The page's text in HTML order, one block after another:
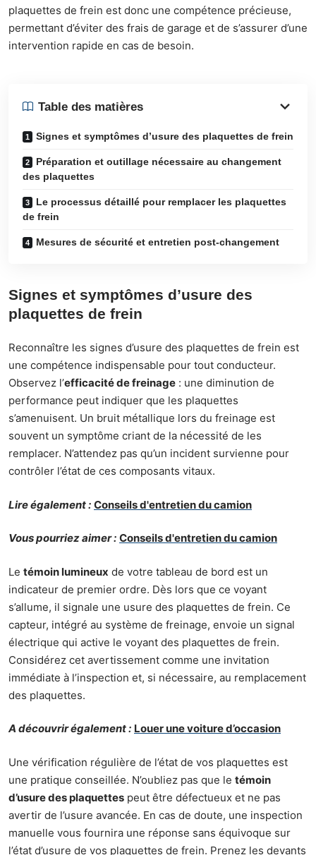
plaquettes de frein est donc une compétence précieuse,
permettant d’éviter des frais de garage et de s’assurer d’une
intervention rapide en cas de besoin.
Table des matières
Signes et symptômes d’usure des plaquettes de frein
Préparation et outillage nécessaire au changement
des plaquettes
Le processus détaillé pour remplacer les plaquettes
de frein
Mesures de sécurité et entretien post-changement
Signes et symptômes d’usure des
plaquettes de frein
Reconnaître les signes d’usure des plaquettes de frein est
une compétence indispensable pour tout conducteur.
Observez l’efficacité de freinage : une diminution de
performance peut indiquer que les plaquettes
s’amenuisent. Un bruit métallique lors du freinage est
souvent un symptôme criant de la nécessité de les
remplacer. N’attendez pas qu’un incident survienne pour
contrôler l’état de ces composants vitaux.
Lire également : Conseils d'entretien du camion
Vous pourriez aimer : Conseils d'entretien du camion
Le témoin lumineux de votre tableau de bord est un
indicateur de premier ordre. Dès lors que ce voyant
s’allume, il signale une usure des plaquettes de frein. Ce
capteur, intégré au système de freinage, envoie un signal
électrique qui active le voyant des plaquettes de frein.
Considérez cet avertissement comme une invitation
immédiate à l’inspection et, si nécessaire, au remplacement
des plaquettes.
A découvrir également : Louer une voiture d’occasion
Une vérification régulière de l’état de vos plaquettes est
une pratique conseillée. N’oubliez pas que le témoin
d’usure des plaquettes peut être défectueux et ne pas
avertir de l’usure avancée. En cas de doute, une inspection
manuelle vous fournira une réponse sans équivoque sur
l’état d’usure de vos plaquettes de frein. Prenez les devants